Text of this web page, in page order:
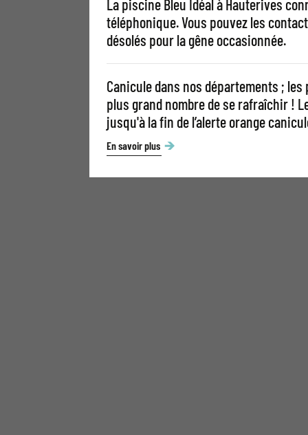
La piscine Bleu Idéal à Hauterives
téléphonique. Vous pouvez les
désolés pour la gêne occasionnée.
Canicule dans nos départements ;
plus grand nombre de se rafraîchir !
jusqu'à la fin de l’alerte orange
En savoir plus